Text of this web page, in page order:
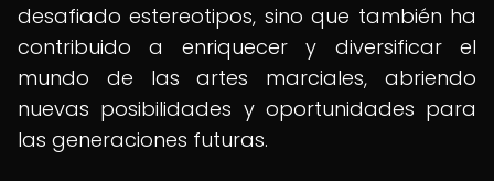
desafiado estereotipos, sino que también ha
contribuido a enriquecer y diversificar el
mundo de las artes marciales, abriendo
nuevas posibilidades y oportunidades para
las generaciones futuras.